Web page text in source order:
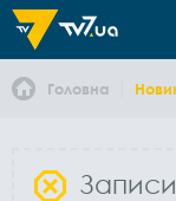
Головна
Записи